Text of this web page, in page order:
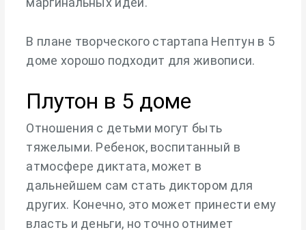
В плане творческого стартапа Нептун в 5
доме хорошо подходит для живописи.
Плутон в 5 доме
Отношения с детьми могут быть
тяжелыми. Ребенок, воспитанный в
атмосфере диктата, может в
дальнейшем сам стать диктором для
других. Конечно, это может принести ему
власть и деньги, но точно отнимет